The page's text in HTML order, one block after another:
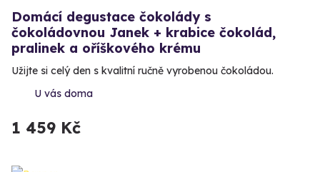
Domácí degustace čokolády s
čokoládovnou Janek + krabice čokolád,
pralinek a oříškového krému
Užijte si celý den s kvalitní ručně vyrobenou čokoládou.
U vás doma
1 459 Kč